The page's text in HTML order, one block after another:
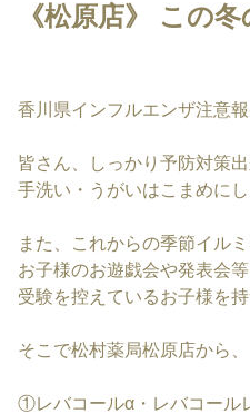
《松原店》 この
香川県インフルエンザ注意
皆さん、しっかり予防対策
手洗い・うがいはこまめに
また、これからの季節イル
お子様のお遊戯会や発表会等
受験を控えているお子様を
そこで松村薬局松原店から
①レバコールα・レバコール